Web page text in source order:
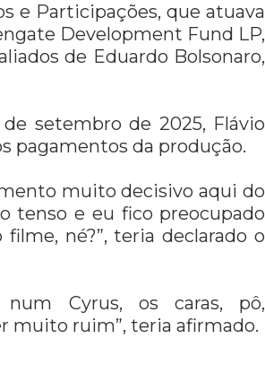
e Participações, que atuava
Development Fund LP,
de Eduardo Bolsonaro,
setembro de 2025, Flávio
pagamentos da produção.
muito decisivo aqui do
tenso e eu fico preocupado
né?”, teria declarado o
Cyrus, os caras, pô,
muito ruim”, teria afirmado.